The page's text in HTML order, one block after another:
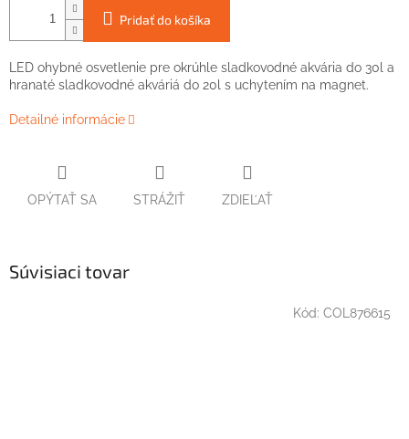
Pridať do košíka
LED ohybné osvetlenie pre okrúhle sladkovodné akvária do 30l a
hranaté sladkovodné akváriá do 20l s uchytením na magnet.
Detailné informácie
OPÝTAŤ SA STRÁŽIŤ ZDIEĽAŤ
Súvisiaci tovar
Kód: COL876615